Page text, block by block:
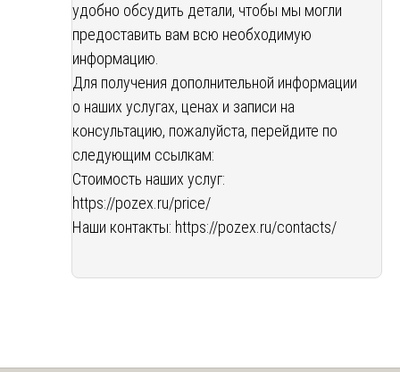
удобно обсудить детали, чтобы мы могли
предоставить вам всю необходимую
информацию.
Для получения дополнительной информации
о наших услугах, ценах и записи на
консультацию, пожалуйста, перейдите по
следующим ссылкам:
Стоимость наших услуг:
https://pozex.ru/price/
Наши контакты: https://pozex.ru/contacts/